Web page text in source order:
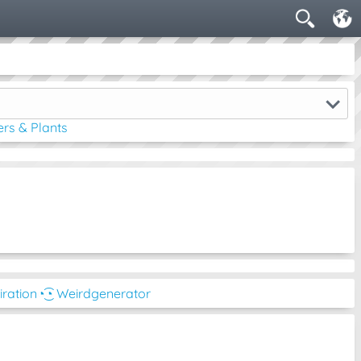
& Plants
◔͜͡◔ Weirdgenerator